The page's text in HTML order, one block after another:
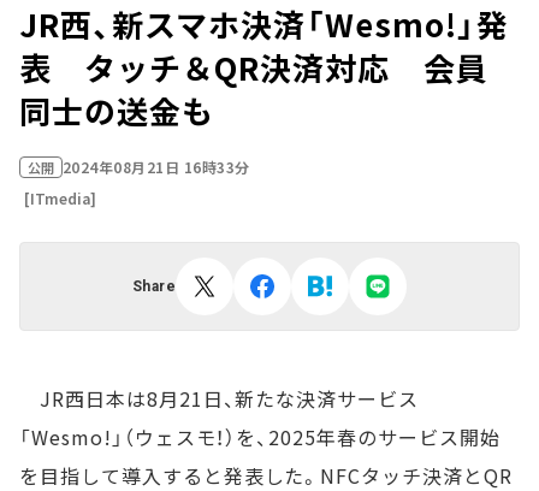
JR西、新スマホ決済「Wesmo!」発
表 タッチ＆QR決済対応 会員
同士の送金も
公開 2024年08月21日 16時33分
[ITmedia]
Share
JR西日本は8月21日、新たな決済サービス
「Wesmo!」（ウェスモ！）を、2025年春のサービス開始
を目指して導入すると発表した。NFCタッチ決済とQR